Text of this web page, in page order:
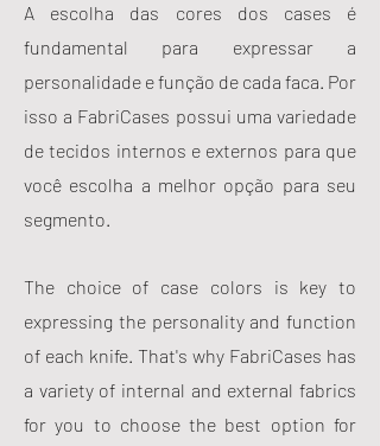
A escolha das cores dos cases é
fundamental para expressar a
personalidade e função de cada faca. Por
isso a FabriCases possui uma variedade
de tecidos internos e externos para que
você escolha a melhor opção para seu
segmento.
The choice of case colors is key to
expressing the personality and function
of each knife. That's why FabriCases has
a variety of internal and external fabrics
for you to choose the best option for